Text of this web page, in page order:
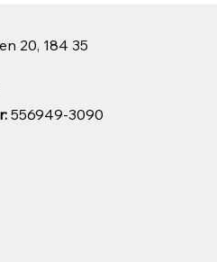
556949-3090
20, 184 35